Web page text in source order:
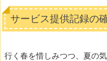
サービス提供記録の
行く春を惜しみつつ、夏の